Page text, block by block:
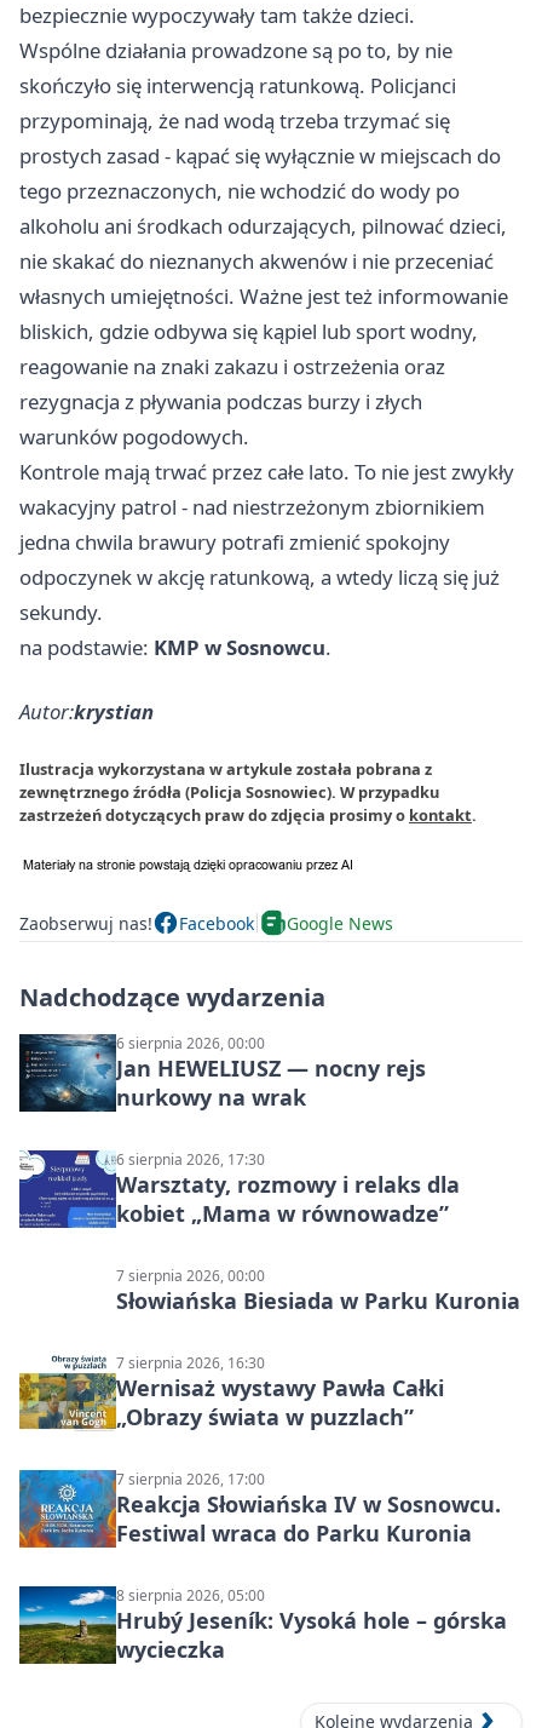
bezpiecznie wypoczywały tam także dzieci.
Wspólne działania prowadzone są po to, by nie
skończyło się interwencją ratunkową. Policjanci
przypominają, że nad wodą trzeba trzymać się
prostych zasad - kąpać się wyłącznie w miejscach do
tego przeznaczonych, nie wchodzić do wody po
alkoholu ani środkach odurzających, pilnować dzieci,
nie skakać do nieznanych akwenów i nie przeceniać
własnych umiejętności. Ważne jest też informowanie
bliskich, gdzie odbywa się kąpiel lub sport wodny,
reagowanie na znaki zakazu i ostrzeżenia oraz
rezygnacja z pływania podczas burzy i złych
warunków pogodowych.
Kontrole mają trwać przez całe lato. To nie jest zwykły
wakacyjny patrol - nad niestrzeżonym zbiornikiem
jedna chwila brawury potrafi zmienić spokojny
odpoczynek w akcję ratunkową, a wtedy liczą się już
sekundy.
na podstawie: KMP w Sosnowcu.
Autor:krystian
Ilustracja wykorzystana w artykule została pobrana z
zewnętrznego źródła (Policja Sosnowiec). W przypadku
zastrzeżeń dotyczących praw do zdjęcia prosimy o kontakt.
Zaobserwuj nas! Facebook Google News
Nadchodzące wydarzenia
6 sierpnia 2026, 00:00
Jan HEWELIUSZ — nocny rejs
nurkowy na wrak
6 sierpnia 2026, 17:30
Warsztaty, rozmowy i relaks dla
kobiet „Mama w równowadze”
7 sierpnia 2026, 00:00
Słowiańska Biesiada w Parku Kuronia
7 sierpnia 2026, 16:30
Wernisaż wystawy Pawła Całki
„Obrazy świata w puzzlach”
7 sierpnia 2026, 17:00
Reakcja Słowiańska IV w Sosnowcu.
Festiwal wraca do Parku Kuronia
8 sierpnia 2026, 05:00
Hrubý Jeseník: Vysoká hole – górska
wycieczka
Kolejne wydarzenia